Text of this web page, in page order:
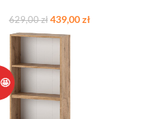
629,00zł 439,00zł